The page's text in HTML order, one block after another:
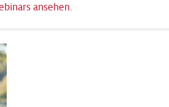
ansehen.